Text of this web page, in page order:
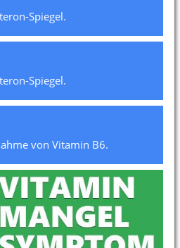
Spiegel.
Spiegel.
von Vitamin B6.